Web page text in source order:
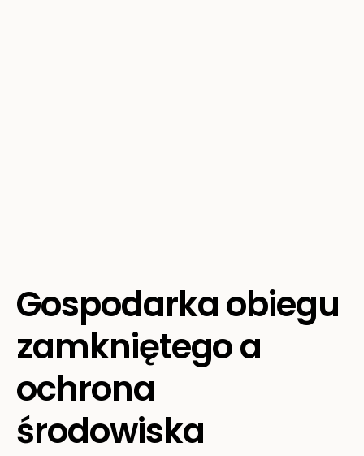
Gospodarka obiegu
zamkniętego a
ochrona
środowiska